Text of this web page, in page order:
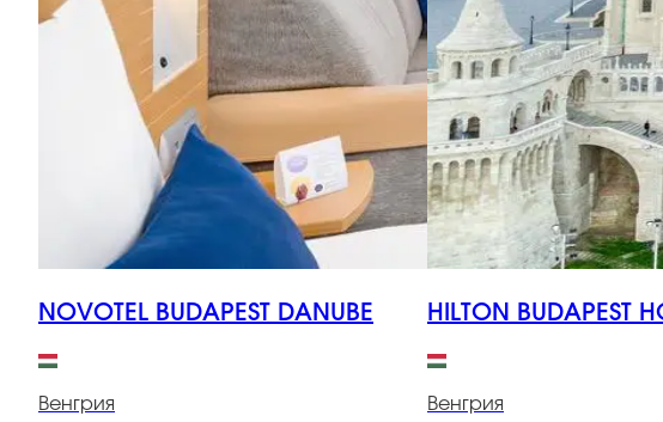
NOVOTEL BUDAPEST DANUBE
Венгрия
HILTON BUDAPEST
Венгрия